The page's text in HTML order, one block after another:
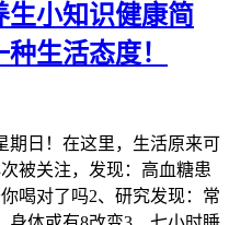
生小知识健康简
生活态度！
期日！在这里，生活原来可
被关注，发现：高血糖患
喝对了吗2、研究发现：常